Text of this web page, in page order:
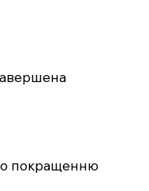
покращенню